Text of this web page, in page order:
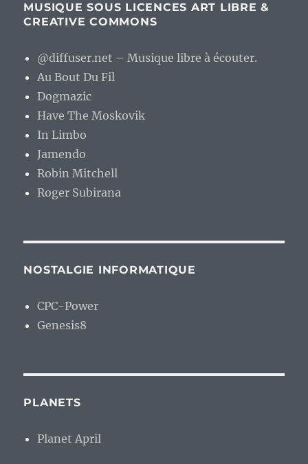
MUSIQUE SOUS LICENCES ART LIBRE &
CREATIVE COMMONS
@diffuser.net – Musique libre à écouter.
Au Bout Du Fil
Dogmazic
Have The Moskovik
In Limbo
Jamendo
Robin Mitchell
Roger Subirana
NOSTALGIE INFORMATIQUE
CPC-Power
Genesis8
PLANETS
Planet April